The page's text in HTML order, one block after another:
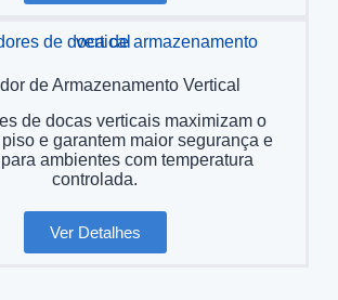
de Armazenamento Vertical
de docas verticais maximizam o
e garantem maior segurança e
para ambientes com temperatura
controlada.
Ver Detalhes